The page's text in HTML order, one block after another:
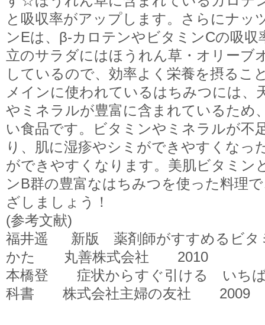
と吸収率がアップします。さらにナッ
ンEは、β‐カロテンやビタミンCの吸
立のサラダにはほうれん草・オリーブ
しているので、効率よく栄養を摂るこ
メインに使われているはちみつには、
やミネラルが豊富に含まれているため
い食品です。ビタミンやミネラルが不
り、肌に湿疹やシミができやすくなっ
ができやすくなります。美肌ビタミン
ンB群の豊富なはちみつを使った料理
ざしましょう！
(参考文献)
福井遥 新版 薬剤師がすすめるビタ
かた 丸善株式会社 2010
本橋登 症状からすぐ引ける いちば
科書 株式会社主婦の友社 2009